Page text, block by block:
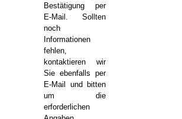
Bestätigung per
E-Mail. Sollten
noch
Informationen
fehlen,
kontaktieren wir
Sie ebenfalls per
E-Mail und bitten
um die
erforderlichen